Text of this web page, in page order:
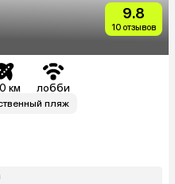
9.8
10 отзывов
км лобби
пляж